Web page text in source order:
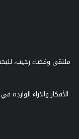
ملتقى وفضاء رحيب،
الأفكار والآراء